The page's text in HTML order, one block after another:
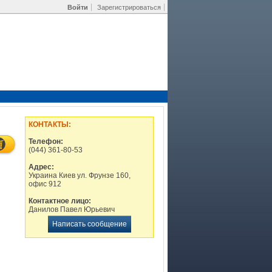
Войти Зарегистрироваться
КОНТАКТЫ:
Телефон:
(044) 361-80-53
Адрес:
Украина Киев ул. Фрунзе 160,
офис 912
Контактное лицо:
Данилов Павел Юрьевич
Написать сообщение